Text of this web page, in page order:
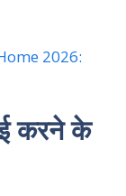
2026:
करने के